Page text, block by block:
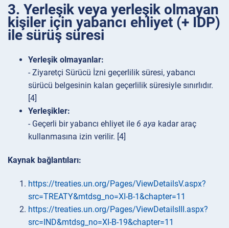
3. Yerleşik veya yerleşik olmayan
kişiler için yabancı ehliyet (+ IDP)
ile sürüş süresi
Yerleşik olmayanlar:
- Ziyaretçi Sürücü İzni geçerlilik süresi, yabancı
sürücü belgesinin kalan geçerlilik süresiyle sınırlıdır.
[4]
Yerleşikler:
- Geçerli bir yabancı ehliyet ile 6 aya kadar araç
kullanmasına izin verilir. [4]
Kaynak bağlantıları:
https://treaties.un.org/Pages/ViewDetailsV.aspx?
src=TREATY&mtdsg_no=XI-B-1&chapter=11
https://treaties.un.org/Pages/ViewDetailsIII.aspx?
src=IND&mtdsg_no=XI-B-19&chapter=11